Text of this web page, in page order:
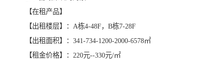
【在租产品】
【出租楼层】：A栋4-48F，B栋7-28F
【出租面积】：341-734-1200-2000-6578㎡
【租金价格】：220元--330元/㎡